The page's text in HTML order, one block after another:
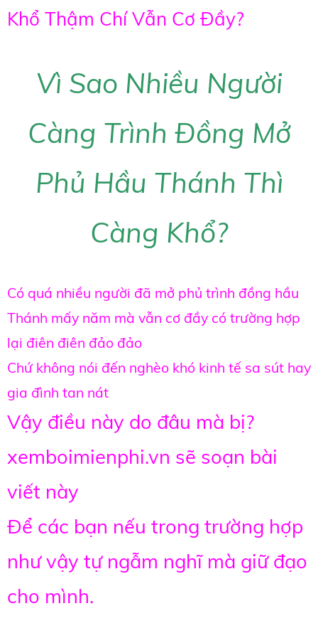
Khổ Thậm Chí Vẫn Cơ Đầy?
Vì Sao Nhiều Người
Càng Trình Đồng Mở
Phủ Hầu Thánh Thì
Càng Khổ?
Có quá nhiều người đã mở phủ trình đồng hầu
Thánh mấy năm mà vẫn cơ đầy có trường hợp
lại điên điên đảo đảo
Chứ không nói đến nghèo khó kinh tế sa sút hay
gia đình tan nát
Vậy điều này do đâu mà bị?
xemboimienphi.vn sẽ soạn bài
viết này
Để các bạn nếu trong trường hợp
như vậy tự ngẫm nghĩ mà giữ đạo
cho mình.